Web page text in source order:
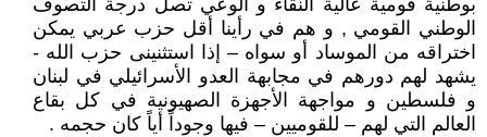
بوطنية قومية عالية النقاء و الوعي تصل درجة التصوف
الوطني القومي , و هم في رأينا أقل حزب عربي يمكن
اختراقه من الموساد أو سواه – إذا استثنينى حزب الله -
يشهد لهم دورهم في مجابهة العدو الأسرائيلي في لبنان
و فلسطين و مواجهة الأجهزة الصهيونية في كل بقاع
العالم التي لهم – للقوميين – فيها وجوداً أياً كان حجمه .